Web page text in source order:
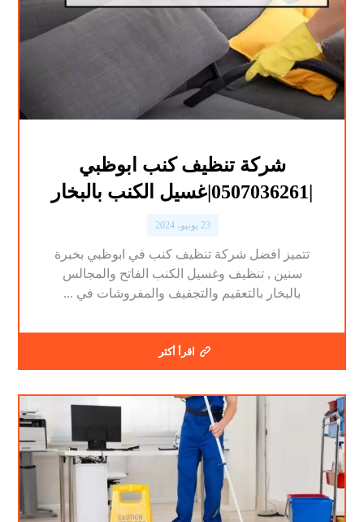
شركة تنظيف كنب ابوظبي
23 يونيو، 2024
تتميز افضل شركة تنظيف كنب في ابوظبي بخبرة
سنين , تنظيف وغسيل الكنب الفاتح والمجالس
بالبخار بالتعقيم والتجفيف والمفروشات في ...
اقرأ أكثر